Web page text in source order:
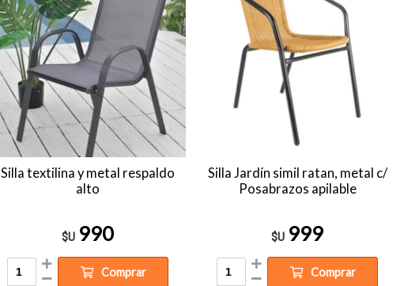
Silla textilina y metal respaldo
alto
$U 990
Comprar
Silla Jardín simil ratan, metal c/
Posabrazos apilable
$U 999
Comprar